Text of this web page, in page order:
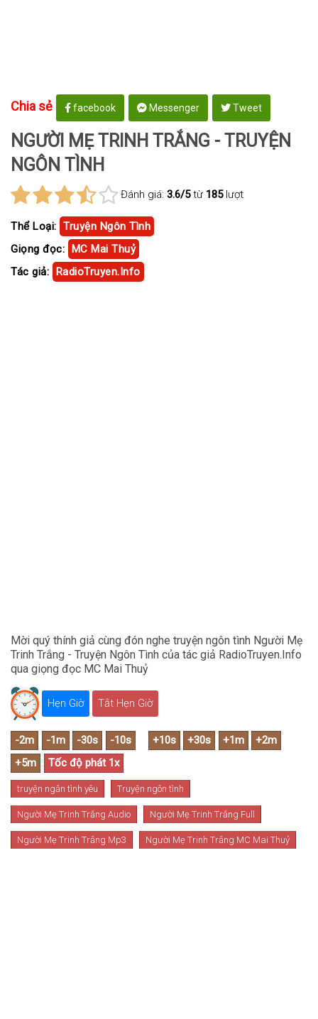
Chia sẻ facebook Messenger Tweet
NGƯỜI MẸ TRINH TRẮNG - TRUYỆN
NGÔN TÌNH
Đánh giá: 3.6/5từ 185lượt
Thể Loại: Truyện Ngôn Tình
Giọng đọc: MC Mai Thuỷ
Tác giả: RadioTruyen.Info
Mời quý thính giả cùng đón nghe truyện ngôn tình Người Mẹ
Trinh Trắng - Truyện Ngôn Tình của tác giả RadioTruyen.Info
qua giọng đọc MC Mai Thuỷ
Hẹn Giờ Tắt Hẹn Giờ
truyện ngắn tình yêu Truyện ngôn tình
Người Mẹ Trinh Trắng Audio Người Mẹ Trinh Trắng Full
Người Mẹ Trinh Trắng Mp3 Người Mẹ Trinh Trắng MC Mai Thuỷ